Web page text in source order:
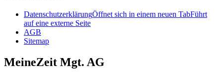
DatenschutzerklärungÖffnet sich in einem neuen TabFührt
auf eine externe Seite
AGB
Sitemap
MeineZeit Mgt. AG